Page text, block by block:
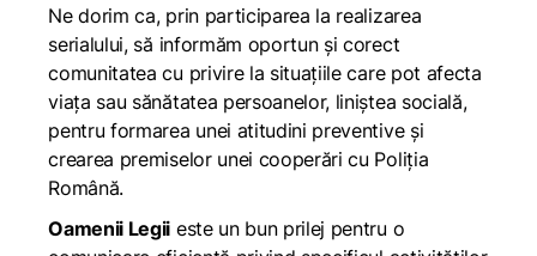
Ne dorim ca, prin participarea la realizarea
serialului, să informăm oportun şi corect
comunitatea cu privire la situațiile care pot afecta
viaţa sau sănătatea persoanelor, liniştea socială,
pentru formarea unei atitudini preventive și
crearea premiselor unei cooperări cu Poliția
Română.
Oamenii Legii este un bun prilej pentru o